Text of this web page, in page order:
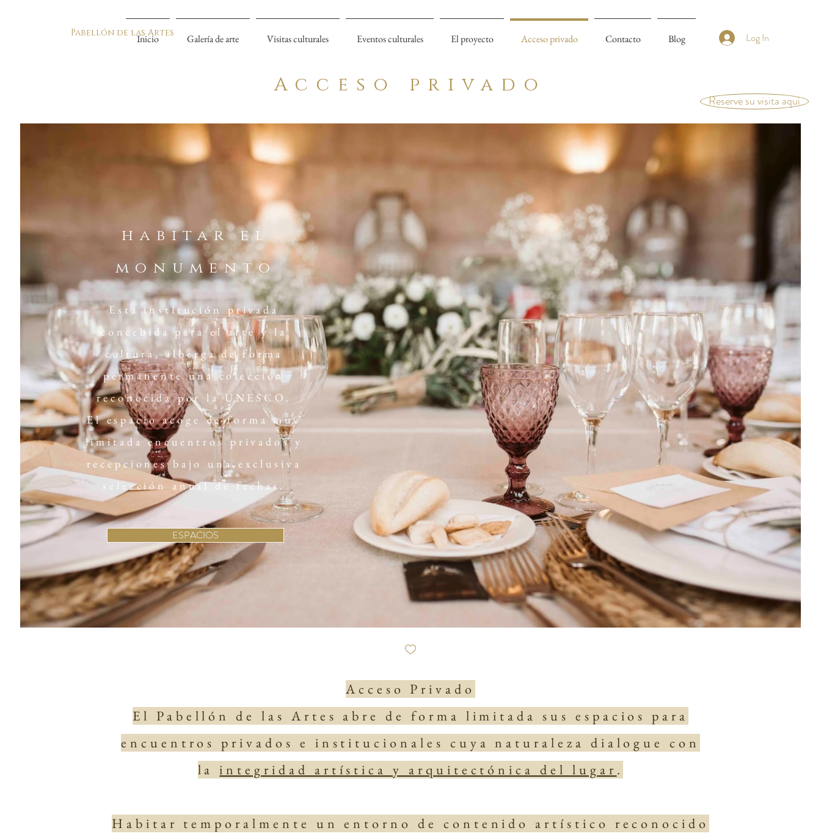
Pabellón de las Artes Log In
Inicio Galería de arte Visitas culturales Eventos culturales El proyecto Acceso privado Contacto Blog
Reserve su visita aquí
Acceso privado
habitar el
monumento
Esta institución privada
concebida para el arte y la
cultura, alberga de forma
permanente una colección
reconocida por la UNESCO.
El espacio acoge de forma muy
limitada encuentros privados y
recepciones bajo una exclusiva
selección anual de fechas.
ESPACIOS
Acceso Privado
El Pabellón de las Artes abre de forma limitada sus espacios para
encuentros privados e institucionales cuya naturaleza dialogue con
laintegridad artística y arquitectónica del lugar .
Habitar temporalmente un entorno de contenido artístico reconocido